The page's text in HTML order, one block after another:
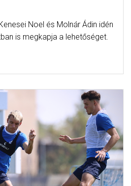
Noel és Molnár Ádin idén
is megkapja a lehetőséget.